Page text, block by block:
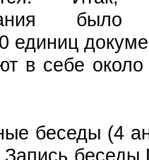
было
единиц
в себе
беседы (4